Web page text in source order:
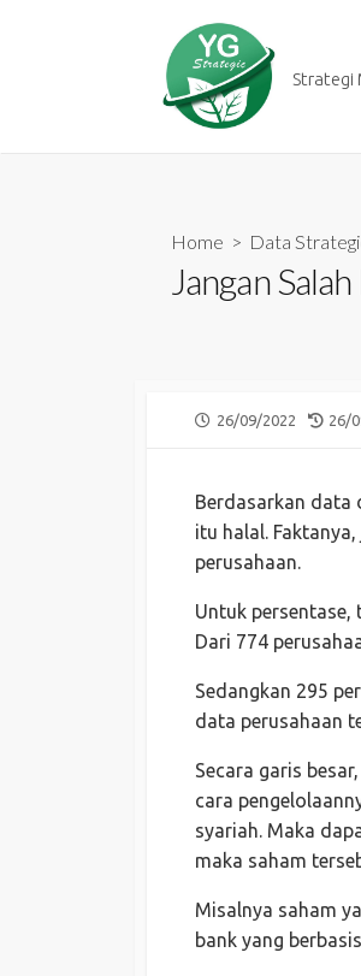
Strategi
Home > Data
Jangan
PUBLISHED
26/09/2022 26/
Berdasarkan data
itu halal.
perusahaan.
Untuk persentase,
Dari 774
Sedangkan 295
data perusahaan
Secara garis
cara
syariah. Maka
maka saham
Misalnya saham
bank yang